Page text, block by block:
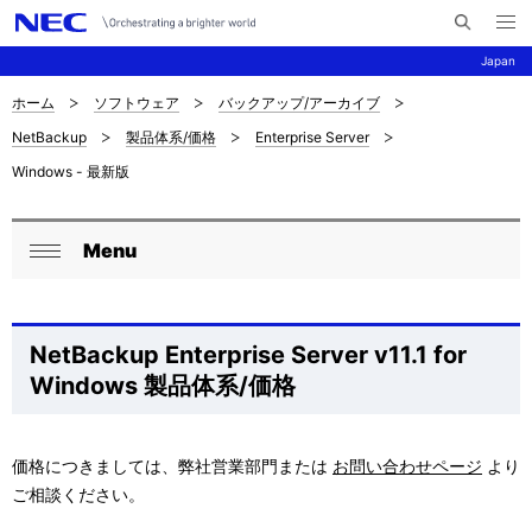
Japan
イ
メ
ニ
ュ
ナ
ビ
ー
ン
サ
イ
内
現
在
置
を
ホーム ソフトウェア
バックアップ/アーカイブ
NetBackup
製品体系/価格
Enterprise Server
Windows - 最新版
ロ
カ
ル
ビ
Menu
NetBackup Enterprise Server v11.1 for
Windows 製品体系/価格
価格につきましては、弊社営業部門または お問い合わせページ より
ご相談ください。